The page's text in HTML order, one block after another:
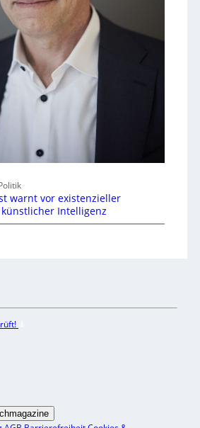
warnt vor existenzieller
Intelligenz